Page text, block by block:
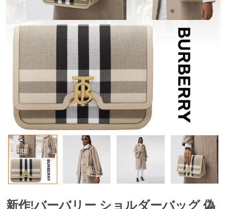
新作!バーバリー ショルダーバッグ 偽